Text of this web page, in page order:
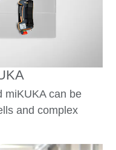
miKUKA can be
and complex